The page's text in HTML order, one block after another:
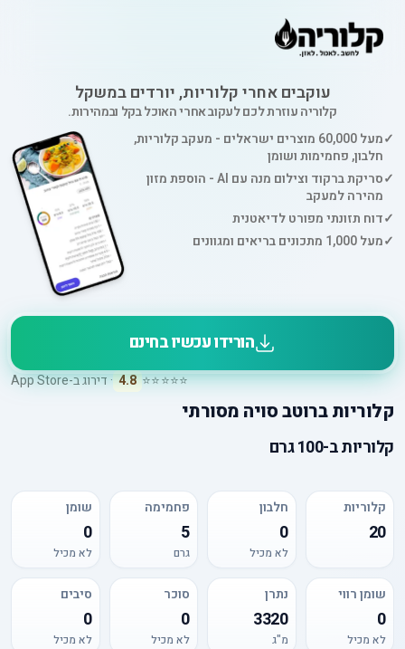
עוקבים אחרי קלוריות, יורדים במשקל
קלוריה עוזרת לכם לעקוב אחרי האוכל בקל ובמהירות.
✓
מעל 60,000 מוצרים ישראלים - מעקב קלוריות,
חלבון, פחמימות ושומן
✓
סריקת ברקוד וצילום מנה עם AI - הוספת מזון
מהירה למעקב
✓דוח תזונתי מפורט לדיאטנית
✓מעל 1,000 מתכונים בריאים ומגוונים
הורידו עכשיו בחינם
⭐⭐⭐⭐⭐
4.8 · דירוג ב-App Store
קלוריותברוטב סויה מסורתי
קלוריותב-100 גרם
קלוריות
20
חלבון
0
לא מכיל
פחמימה
5
גרם
שומן
0
לא מכיל
שומן רווי
0
לא מכיל
נתרן
3320
מ"ג
סוכר
0
לא מכיל
סיבים
0
לא מכיל